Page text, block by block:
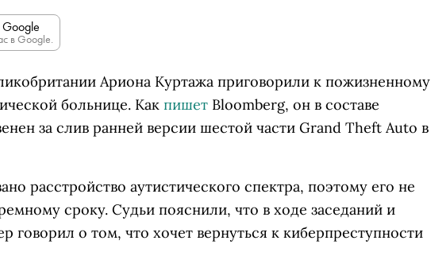
в Google.
Ариона Куртажа приговорили к пожизненному
больнице. Как пишет Bloomberg, он в составе
за слив ранней версии шестой части Grand Theft Auto в
расстройство аутистического спектра, поэтому его не
сроку. Судьи пояснили, что в ходе заседаний и
говорил о том, что хочет вернуться к киберпреступности